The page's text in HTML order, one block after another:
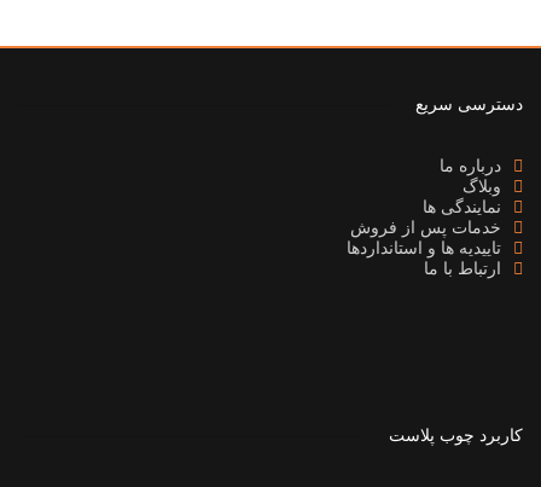
دسترسی سریع
درباره ما
وبلاگ
نمایندگی ها
خدمات پس از فروش
تاییدیه ها و استانداردها
ارتباط با ما
کاربرد چوب پلاست